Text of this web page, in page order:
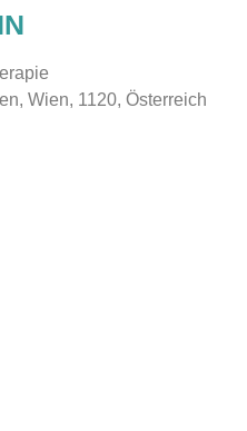
Wien, 1120, Österreich